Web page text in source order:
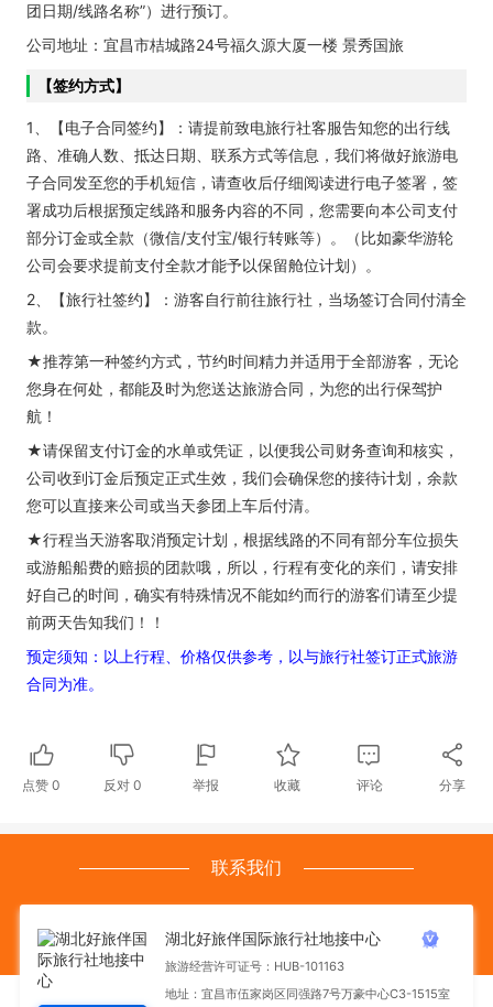
团日期/线路名称”）进行预订。
公司地址：宜昌市桔城路24号福久源大厦一楼 景秀国旅
【签约方式】
1、【电子合同签约】：请提前致电旅行社客服告知您的出行线
路、准确人数、抵达日期、联系方式等信息，我们将做好旅游电
子合同发至您的手机短信，请查收后仔细阅读进行电子签署，签
署成功后根据预定线路和服务内容的不同，您需要向本公司支付
部分订金或全款（微信/支付宝/银行转账等）。（比如豪华游轮
公司会要求提前支付全款才能予以保留舱位计划）。
2、【旅行社签约】：游客自行前往旅行社，当场签订合同付清全
款。
★推荐第一种签约方式，节约时间精力并适用于全部游客，无论
您身在何处，都能及时为您送达旅游合同，为您的出行保驾护
航！
★请保留支付订金的水单或凭证，以便我公司财务查询和核实，
公司收到订金后预定正式生效，我们会确保您的接待计划，余款
您可以直接来公司或当天参团上车后付清。
★行程当天游客取消预定计划，根据线路的不同有部分车位损失
或游船船费的赔损的团款哦，所以，行程有变化的亲们，请安排
好自己的时间，确实有特殊情况不能如约而行的游客们请至少提
前两天告知我们！！
预定须知：以上行程、价格仅供参考，以与旅行社签订正式旅游
合同为准。
点赞 0 反对0 举报 收藏 评论 分享
联系我们
湖北好旅伴国际旅行社地接中心
旅游经营许可证号：HUB-101163
地址：宜昌市伍家岗区同强路7号万豪中心C3-1515室